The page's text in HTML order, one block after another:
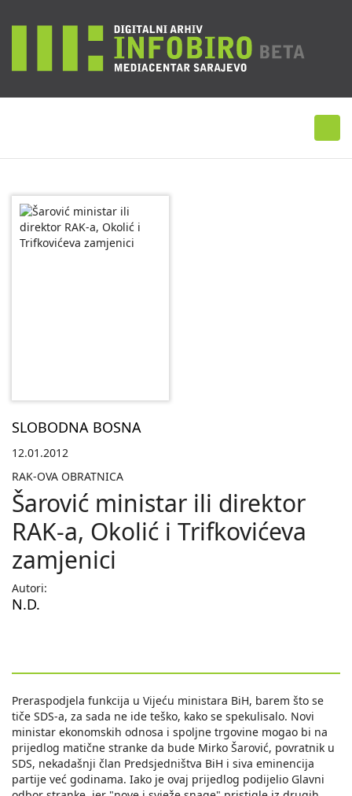
SLOBODNA BOSNA
12.01.2012
RAK-OVA OBRATNICA
Šarović ministar ili direktor
RAK-a, Okolić i Trifkovićeva
zamjenici
Autori:
N.D.
Preraspodjela funkcija u Vijeću ministara BiH, barem što se
tiče SDS-a, za sada ne ide teško, kako se spekulisalo. Novi
ministar ekonomskih odnosa i spoljne trgovine mogao bi na
prijedlog matične stranke da bude Mirko Šarović, povratnik u
SDS, nekadašnji član Predsjedništva BiH i siva eminencija
partije već godinama. Iako je ovaj prijedlog podijelio Glavni